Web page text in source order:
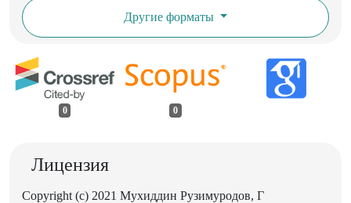
Другие форматы
0 0
Лицензия
Copyright (c) 2021 Мухиддин Рузимуродов, Г